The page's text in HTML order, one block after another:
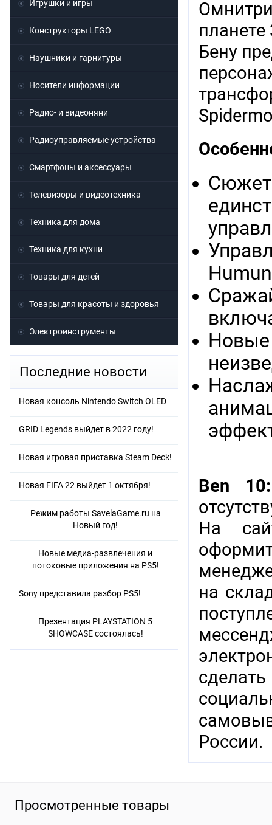
Бену
Сюжет
Новые
Ben
На
на
России.
Игрушки и игры
Конструкторы LEGO
Наушники и гарнитуры
Носители информации
Радио- и видеоняни
Радиоуправляемые устройства
Смартфоны и аксессуары
Телевизоры и видеотехника
Техника для дома
Техника для кухни
Товары для детей
Товары для красоты и здоровья
Электроинструменты
Последние новости
Новая консоль Nintendo Switch OLED
GRID Legends выйдет в 2022 году!
Новая игровая приставка Steam Deck!
Новая FIFA 22 выйдет 1 октября!
Режим работы SavelaGame.ru на
Новый год!
Новые медиа-развлечения и
потоковые приложения на PS5!
Sony представила разбор PS5!
Презентация PLAYSTATION 5
SHOWCASE состоялась!
Просмотренные товары